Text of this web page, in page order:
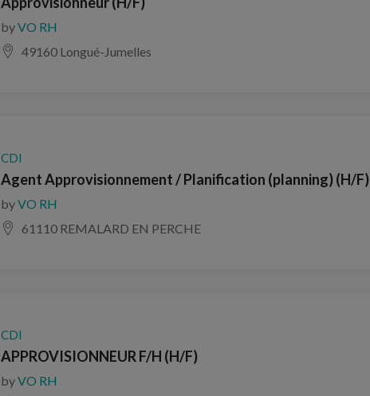
byVO RH
49160 Longué-Jumelles
CDI
Agent Approvisionnement / Planification (planning) (H/F)
byVO RH
61110 REMALARD EN PERCHE
CDI
APPROVISIONNEUR F/H (H/F)
byVO RH